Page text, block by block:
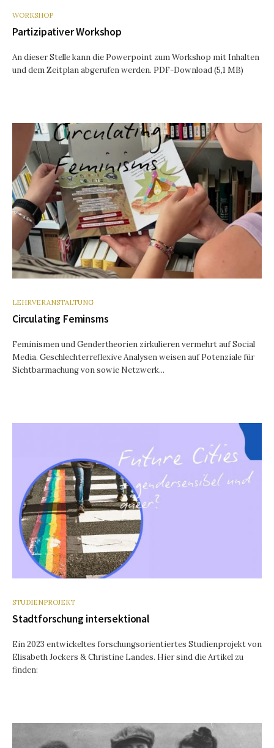
WORKSHOP
Partizipativer Workshop
An dieser Stelle kann die Powerpoint zum Workshop mit Inhalten
und dem Zeitplan abgerufen werden. PDF-Download (5,1 MB)
LEHRVERANSTALTUNG
Circulating Feminsms
Feminismen und Gendertheorien zirkulieren vermehrt auf Social
Media. Geschlechterreflexive Analysen weisen auf Potenziale für
Sichtbarmachung von sowie Netzwerk...
STUDIENPROJEKT
Stadtforschung intersektional
Ein 2023 entwickeltes forschungsorientiertes Studienprojekt von
Elisabeth Jockers & Christine Landes. Hier sind die Artikel zu
finden: